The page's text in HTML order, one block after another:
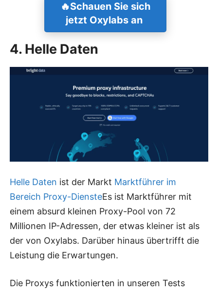
🔥Schauen Sie sich
jetzt Oxylabs an
4. Helle Daten
Helle Daten ist der Markt Marktführer im
Bereich Proxy-DiensteEs ist Marktführer mit
einem absurd kleinen Proxy-Pool von 72
Millionen IP-Adressen, der etwas kleiner ist als
der von Oxylabs. Darüber hinaus übertrifft die
Leistung die Erwartungen.
Die Proxys funktionierten in unseren Tests